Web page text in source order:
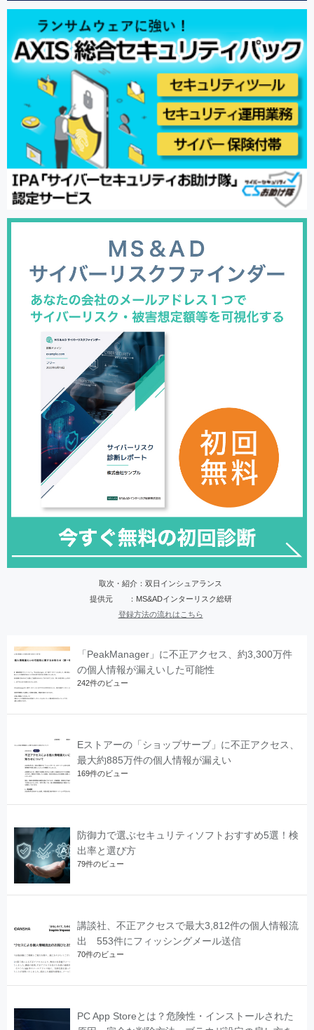
取次・紹介：双日インシュアランス
提供元 ：MS&ADインターリスク総研
登録方法の流れはこちら
「PeakManager」に不正アクセス、約3,300万件
の個人情報が漏えいした可能性
242件のビュー
Eストアーの「ショップサーブ」に不正アクセス、
最大約885万件の個人情報が漏えい
169件のビュー
防御力で選ぶセキュリティソフトおすすめ5選！検
出率と選び方
79件のビュー
講談社、不正アクセスで最大3,812件の個人情報流
出 553件にフィッシングメール送信
70件のビュー
PC App Storeとは？危険性・インストールされた